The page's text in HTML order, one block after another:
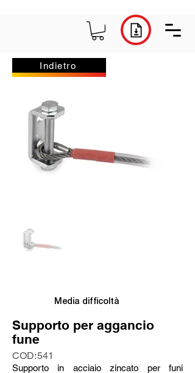
Indietro
Media difficoltà
Supporto per aggancio
fune
COD:541
Supporto in acciaio zincato per funi